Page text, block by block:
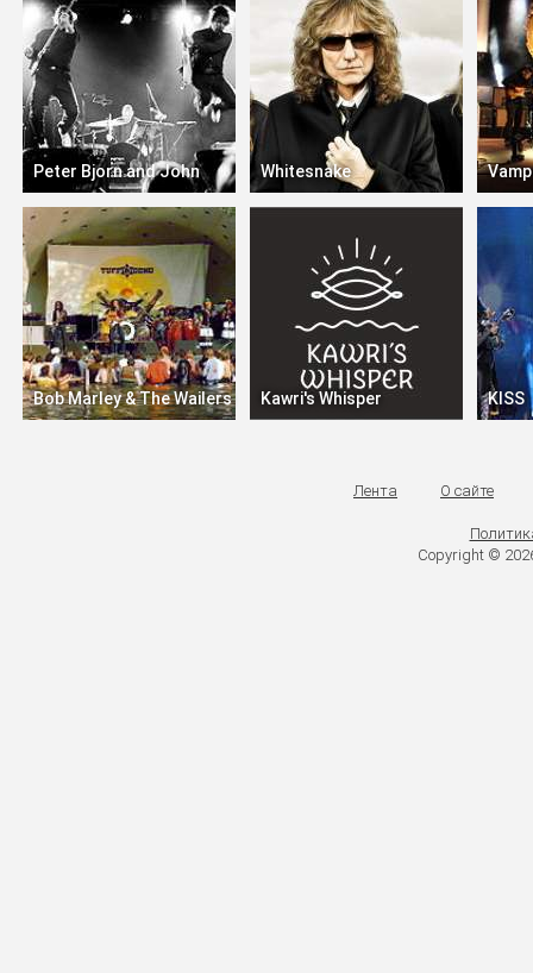
Peter Bjorn and John Whitesnake
Bob Marley & The Wailers Kawri's Whisper KISS
Лента О сайте
Copyright ©